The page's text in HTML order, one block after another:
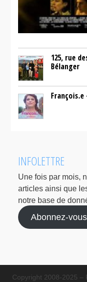
125, rue
Bélanger
François.e
INFOLETTRE
Une fois par mois,
articles ainsi que
notre base de
Abonnez-vous
Copyright 2008-2025 –